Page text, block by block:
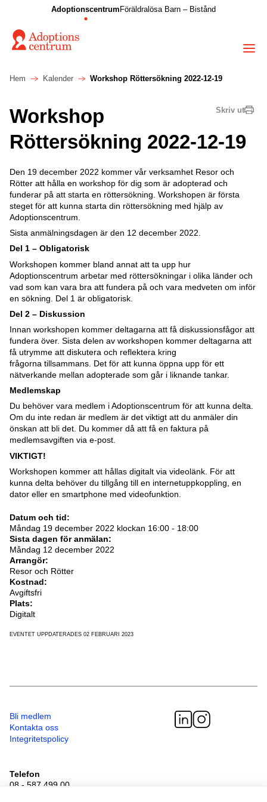
Adoptionscentrum Föräldralösa Barn – Bistånd
Hem Kalender Workshop Röttersökning 2022-12-19
Skriv ut
Workshop
Röttersökning 2022-12-19
Den 19 december 2022 kommer vår verksamhet Resor och
Rötter att hålla en workshop för dig som är adopterad och
funderar på att starta en röttersökning. Workshopen är första
steget för att kunna starta din röttersökning med hjälp av
Adoptionscentrum.
Sista anmälningsdagen är den 12 december 2022.
Del 1 – Obligatorisk
Workshopen kommer bland annat att ta upp hur
Adoptionscentrum arbetar med röttersökningar i olika länder och
vad som kan vara bra att fundera på och vara medveten om inför
en sökning. Del 1 är obligatorisk.
Del 2 – Diskussion
Innan workshopen kommer deltagarna att få diskussionsfågor att
fundera över. Sista delen av workshopen kommer deltagarna att
få utrymme att diskutera och reflektera kring
frågorna tillsammans. Det för att kunna öppna upp för ett
nätverkande mellan adopterade som går i liknande tankar.
Medlemskap
Du behöver vara medlem i Adoptionscentrum för att kunna delta.
Om du inte redan är medlem är det viktigt att du anmäler din
önskan att bli det. Du kommer då att få en faktura på
medlemsavgiften via e-post.
VIKTIGT!
Workshopen kommer att hållas digitalt via videolänk. För att
kunna delta behöver du tillgång till en internetuppkoppling, en
dator eller en smartphone med videofunktion.
Datum och tid:
Måndag 19 december 2022 klockan 16:00 - 18:00
Sista dagen för anmälan:
Måndag 12 december 2022
Arrangör:
Resor och Rötter
Kostnad:
Avgiftsfri
Plats:
Digitalt
EVENTET UPPDATERADES 02 FEBRUARI 2023
Bli medlem
Kontakta oss
Integritetspolicy
Telefon
08 - 587 499 00